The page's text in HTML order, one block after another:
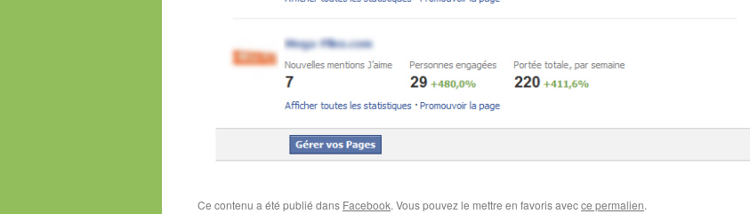
Ce contenu a été publié dans Facebook. Vous pouvez le mettre en favoris avecce permalien.